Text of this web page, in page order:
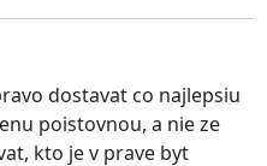
dostavat co najlepsiu
poistovnou, a nie ze
kto je v prave byt